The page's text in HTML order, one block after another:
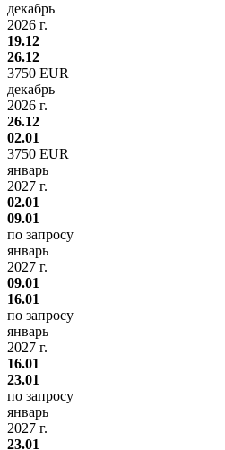
декабрь
2026 г.
19.12
26.12
3750 EUR
декабрь
2026 г.
26.12
02.01
3750 EUR
январь
2027 г.
02.01
09.01
по запросу
январь
2027 г.
09.01
16.01
по запросу
январь
2027 г.
16.01
23.01
по запросу
январь
2027 г.
23.01